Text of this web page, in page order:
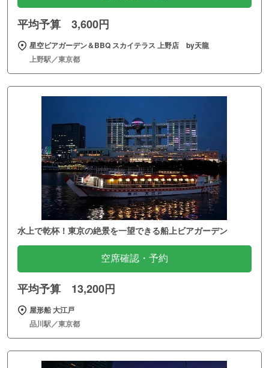
平均予算 3,600円
星空ビアガーデン＆BBQ スカイテラス 上野店 by天龍
上野駅／東京都
水上で乾杯！東京の絶景を一望できる船上ビアガーデン
空席確認・予約
平均予算 13,200円
屋形船 大江戸
品川駅／東京都